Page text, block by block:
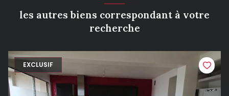
les autres biens correspondant à votre
recherche
EXCLUSIF